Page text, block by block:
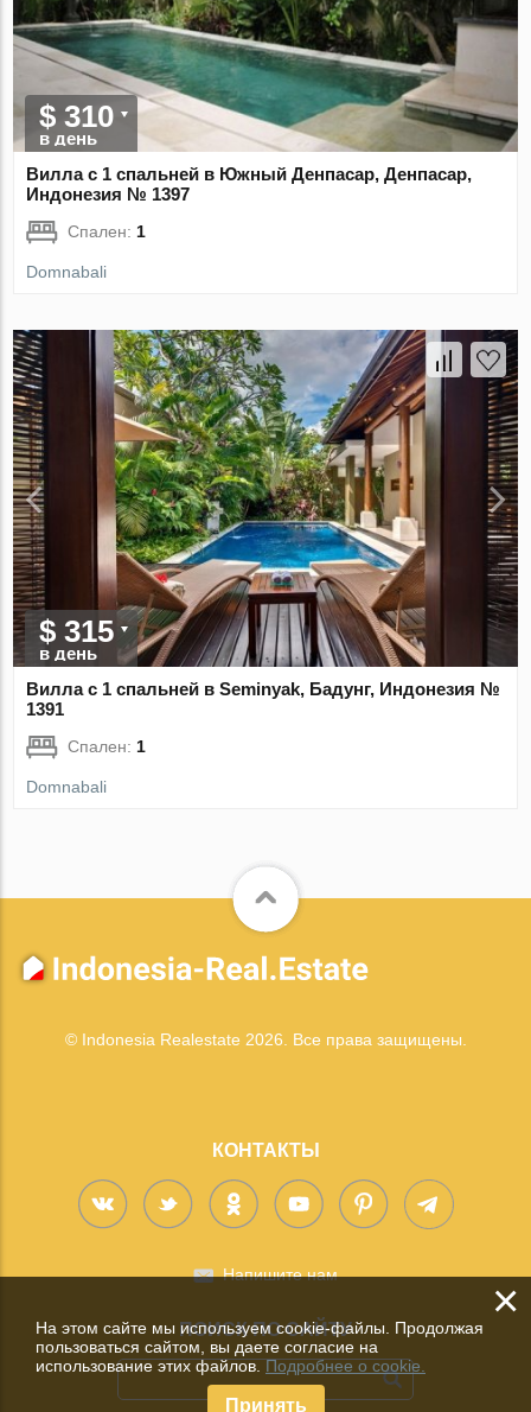
$ 310
в день
Вилла с 1 спальней в Южный Денпасар, Денпасар,
Индонезия № 1397
Спален: 1
Domnabali
$ 315
в день
Вилла с 1 спальней в Seminyak, Бадунг, Индонезия №
1391
Спален: 1
Domnabali
© Indonesia Realestate 2026. Все права защищены.
КОНТАКТЫ
Напишите нам
ПОИСК ПО САЙТУ
×
На этом сайте мы используем cookie-файлы. Продолжая
пользоваться сайтом, вы даете согласие на
использование этих файлов.Подробнее о cookie.
Принять